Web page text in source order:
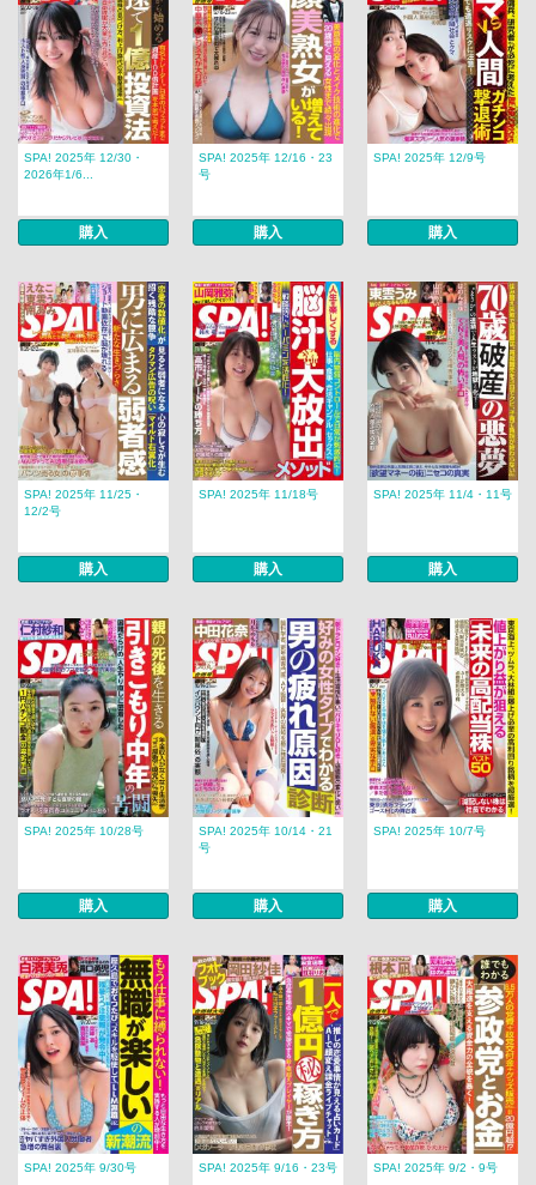
SPA! 2025年 12/30・
2026年1/6...
購入
SPA! 2025年 12/16・23
号
購入
SPA! 2025年 12/9号
購入
SPA! 2025年 11/25・
12/2号
購入
SPA! 2025年 11/18号
購入
SPA! 2025年 11/4・11号
購入
SPA! 2025年 10/28号
購入
SPA! 2025年 10/14・21
号
購入
SPA! 2025年 10/7号
購入
SPA! 2025年 9/30号 SPA! 2025年 9/16・23号 SPA! 2025年 9/2・9号